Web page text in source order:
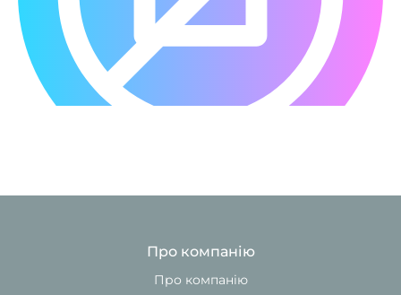
Про компанію
Про компанію